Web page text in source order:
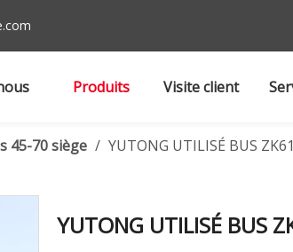
Produits Visite client
45-70 siège / YUTONG UTILISÉ BUS
YUTONG UTILISÉ BUS